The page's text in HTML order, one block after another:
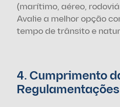
(marítimo, aéreo,
Avalie a melhor opção
tempo de trânsito e
4. Cumprimento
Regulamentações